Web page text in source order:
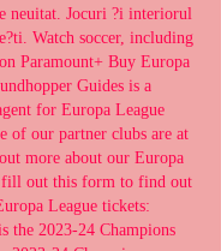
neuitat. Jocuri ?i interiorul
Watch soccer, including
Paramount+ Buy Europa
Guides is a
for Europa League
of our partner clubs are at
more about our Europa
fill out this form to find out
League tickets:
the 2023-24 Champions